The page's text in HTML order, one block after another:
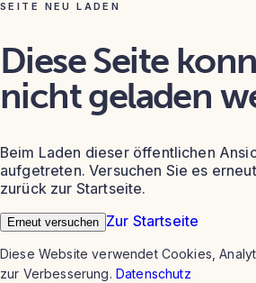
SEITE NEU LADEN
Diese Seite
nicht geladen
Beim Laden dieser öffentlichen
aufgetreten. Versuchen Sie es
zurück zur Startseite.
Erneut versuchen Zur Startseite
Diese Website verwendet Cookies,
zur Verbesserung. Datenschutz